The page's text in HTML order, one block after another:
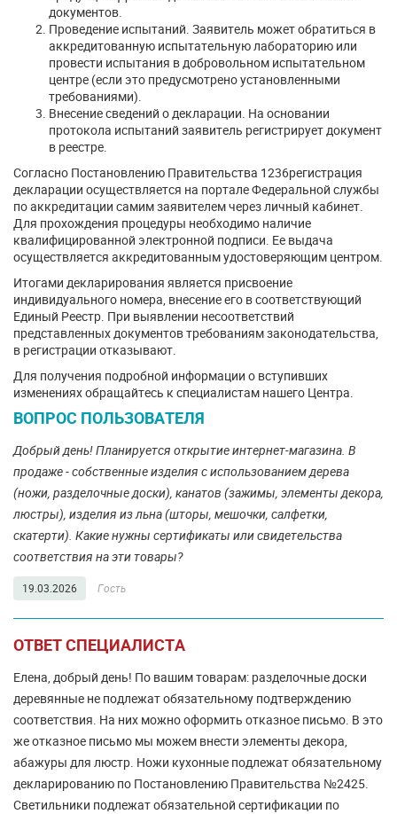
документов.
Проведение испытаний. Заявитель может обратиться в
аккредитованную испытательную лабораторию или
провести испытания в добровольном испытательном
центре (если это предусмотрено установленными
требованиями).
Внесение сведений о декларации. На основании
протокола испытаний заявитель регистрирует документ
в реестре.
Согласно Постановлению Правительства 1236регистрация
декларации осуществляется на портале Федеральной службы
по аккредитации самим заявителем через личный кабинет.
Для прохождения процедуры необходимо наличие
квалифицированной электронной подписи. Ее выдача
осуществляется аккредитованным удостоверяющим центром.
Итогами декларирования является присвоение
индивидуального номера, внесение его в соответствующий
Единый Реестр. При выявлении несоответствий
представленных документов требованиям законодательства,
в регистрации отказывают.
Для получения подробной информации о вступивших
изменениях обращайтесь к специалистам нашего Центра.
ВОПРОС ПОЛЬЗОВАТЕЛЯ
Добрый день! Планируется открытие интернет-магазина. В
продаже - собственные изделия с использованием дерева
(ножи, разделочные доски), канатов (зажимы, элементы декора,
люстры), изделия из льна (шторы, мешочки, салфетки,
скатерти). Какие нужны сертификаты или свидетельства
соответствия на эти товары?
19.03.2026 Гость
ОТВЕТ СПЕЦИАЛИСТА
Елена, добрый день! По вашим товарам: разделочные доски
деревянные не подлежат обязательному подтверждению
соответствия. На них можно оформить отказное письмо. В это
же отказное письмо мы можем внести элементы декора,
абажуры для люстр. Ножи кухонные подлежат обязательному
декларированию по Постановлению Правительства №2425.
Светильники подлежат обязательной сертификации по